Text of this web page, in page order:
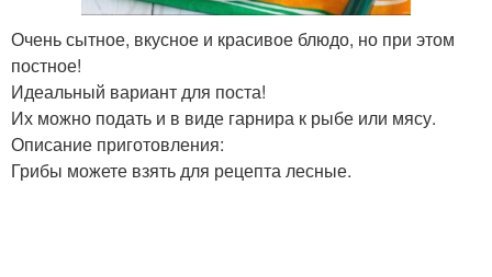
Очень сытное, вкусное и красивое блюдо, но при этом
постное!
Идеальный вариант для поста!
Их можно подать и в виде гарнира к рыбе или мясу.
Описание приготовления:
Грибы можете взять для рецепта лесные.